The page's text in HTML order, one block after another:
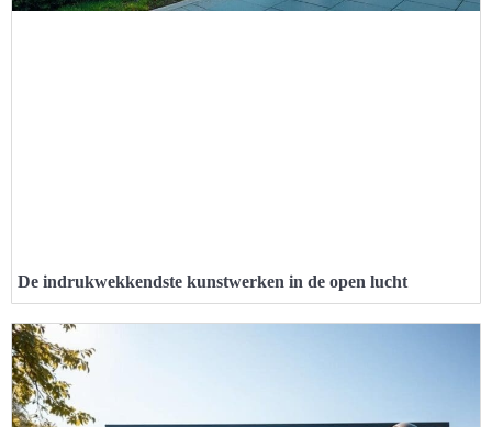
De indrukwekkendste kunstwerken in de open lucht